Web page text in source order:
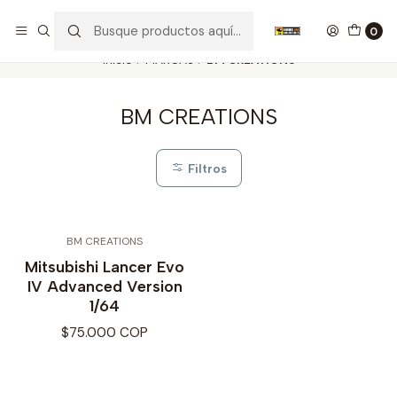
0
Inicio MARCAS BM CREATIONS
BM CREATIONS
Filtros
BM CREATIONS
Mitsubishi Lancer Evo
IV Advanced Version
1/64
$75.000 COP